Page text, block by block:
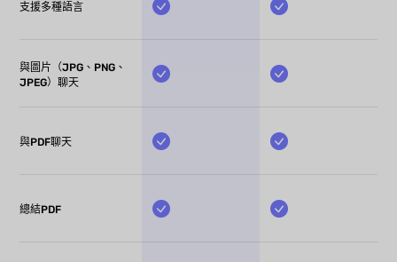
支援多種語言
與圖片（JPG、PNG、
JPEG）聊天
與PDF聊天
總結PDF